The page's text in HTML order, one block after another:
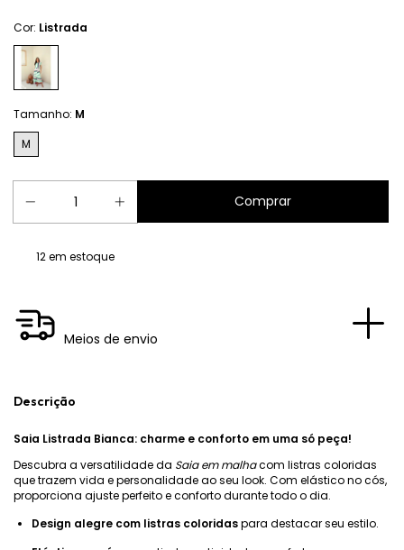
Cor: Listrada
Tamanho: M
M
12em estoque
Meios de envio
Descrição
Saia Listrada Bianca: charme e conforto em uma só peça!
Descubra a versatilidade da Saia em malhacom listras coloridas
que trazem vida e personalidade ao seu look. Com elástico no cós,
proporciona ajuste perfeito e conforto durante todo o dia.
Design alegre com listras coloridaspara destacar seu estilo.